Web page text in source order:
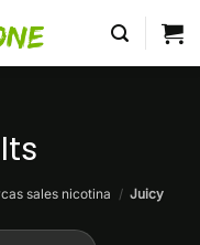
sales nicotina / Juicy